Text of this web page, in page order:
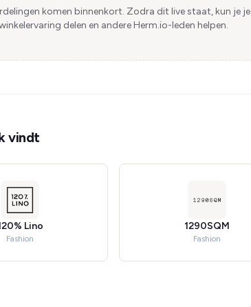
komen binnenkort. Zodra dit live staat, kun je je
delen en andere Herm.io-leden helpen.
vindt
Lino
Fashion
1290SQM
Fashion